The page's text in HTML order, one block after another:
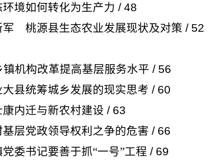
如何转化为生产力 / 48
源县生态农业发展现状及对策 / 52
机构改革提高基层服务水平 / 56
统筹城乡发展的现实思考 / 60
迁与新农村建设 / 63
党政领导权利之争的危害 / 66
书记要善于抓“一号”工程 / 69